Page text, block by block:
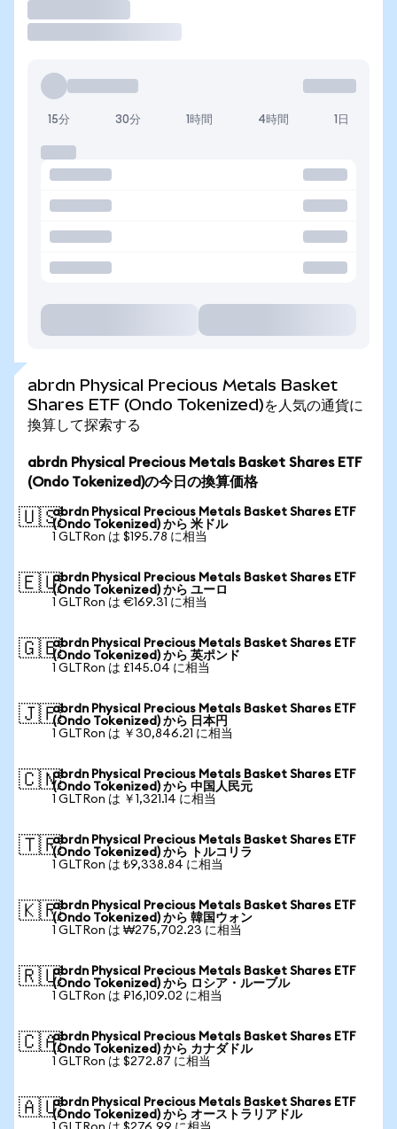
15分 30分 1時間 4時間 1日
abrdn Physical Precious Metals Basket
Shares ETF (Ondo Tokenized)を人気の通貨に
換算して探索する
abrdn Physical Precious Metals Basket Shares ETF
(Ondo Tokenized)の今日の換算価格
🇺🇸abrdn Physical Precious Metals Basket Shares ETF
(Ondo Tokenized) から 米ドル
1 GLTRon は $195.78 に相当
🇪🇺abrdn Physical Precious Metals Basket Shares ETF
(Ondo Tokenized) から ユーロ
1 GLTRon は €169.31 に相当
🇬🇧abrdn Physical Precious Metals Basket Shares ETF
(Ondo Tokenized) から 英ポンド
1 GLTRon は £145.04 に相当
🇯🇵abrdn Physical Precious Metals Basket Shares ETF
(Ondo Tokenized) から 日本円
1 GLTRon は ￥30,846.21 に相当
🇨🇳abrdn Physical Precious Metals Basket Shares ETF
(Ondo Tokenized) から 中国人民元
1 GLTRon は ￥1,321.14 に相当
🇹🇷abrdn Physical Precious Metals Basket Shares ETF
(Ondo Tokenized) から トルコリラ
1 GLTRon は ₺9,338.84 に相当
🇰🇷abrdn Physical Precious Metals Basket Shares ETF
(Ondo Tokenized) から 韓国ウォン
1 GLTRon は ₩275,702.23 に相当
🇷🇺abrdn Physical Precious Metals Basket Shares ETF
(Ondo Tokenized) から ロシア・ルーブル
1 GLTRon は ₽16,109.02 に相当
🇨🇦abrdn Physical Precious Metals Basket Shares ETF
(Ondo Tokenized) から カナダドル
1 GLTRon は $272.87 に相当
🇦🇺abrdn Physical Precious Metals Basket Shares ETF
(Ondo Tokenized) から オーストラリアドル